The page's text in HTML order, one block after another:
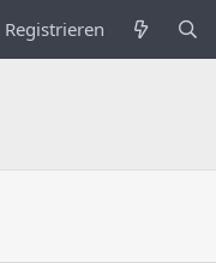
Registrieren